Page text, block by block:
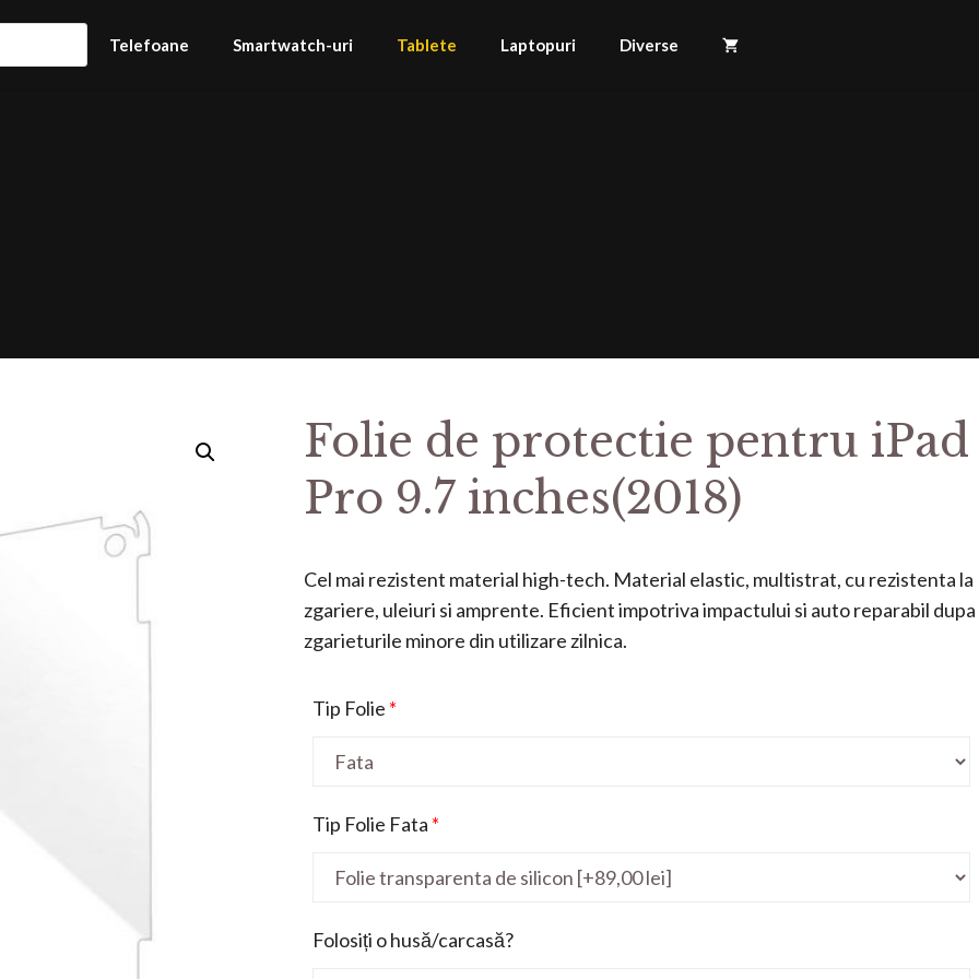
Telefoane Smartwatch-uri Tablete Laptopuri Diverse
Folie de protectie pentru iPad
Pro 9.7 inches(2018)
Cel mai rezistent material high-tech. Material elastic, multistrat, cu rezistenta la
zgariere, uleiuri si amprente. Eficient impotriva impactului si auto reparabil dupa
zgarieturile minore din utilizare zilnica.
Tip Folie *
Tip Folie Fata *
Folosiți o husă/carcasă?